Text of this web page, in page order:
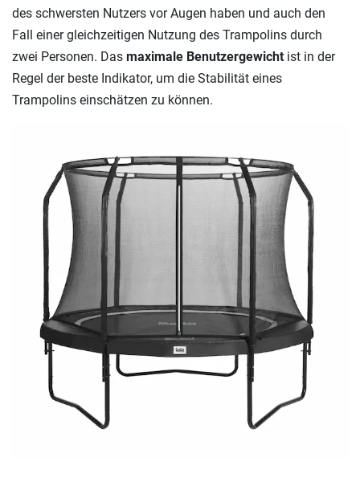
des schwersten Nutzers vor Augen haben und auch den
Fall einer gleichzeitigen Nutzung des Trampolins durch
zwei Personen. Das maximale Benutzergewicht ist in der
Regel der beste Indikator, um die Stabilität eines
Trampolins einschätzen zu können.